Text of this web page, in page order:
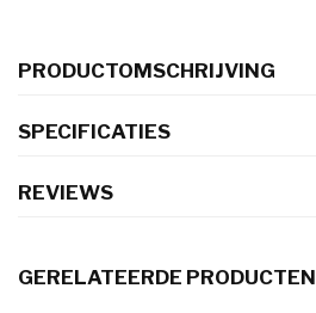
PRODUCTOMSCHRIJVING
SPECIFICATIES
REVIEWS
GERELATEERDE PRODUCTEN